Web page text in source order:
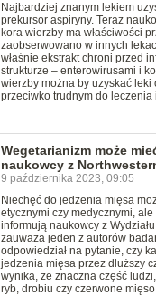
Najbardziej znanym lekiem
prekursor aspiryny. Teraz
kora wierzby ma właściwości
zaobserwowano w innych
właśnie ekstrakt chroni przed
strukturze – enterowirusami i
wierzby można by uzyskać leki
przeciwko trudnym do
Wegetarianizm może
naukowcy z
9 października 2023, 09:05
Niechęć do jedzenia mięsa
etycznymi czy medycznymi,
informują naukowcy z
zauważa jeden z autorów
odpowiedział na pytanie, czy
jedzenia mięsa przez dłuższy
wynika, że znaczna część
ryb, drobiu czy czerwone mięso